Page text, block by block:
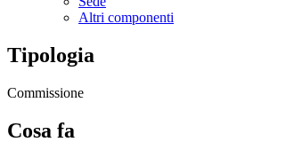
Altri componenti
Tipologia
Commissione
Cosa fa